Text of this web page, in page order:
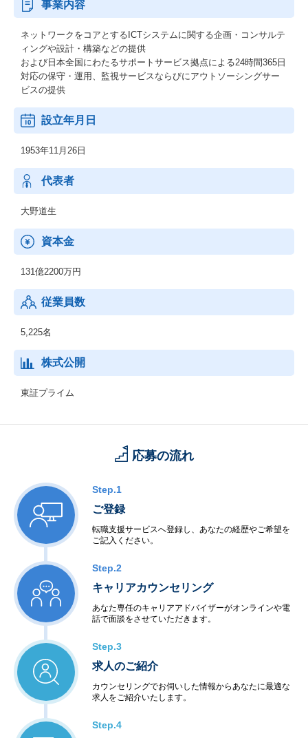
事業内容
ネットワークをコアとするICTシステムに関する企画・コンサルテ
ィングや設計・構築などの提供
および日本全国にわたるサポートサービス拠点による24時間365日
対応の保守・運用、監視サービスならびにアウトソーシングサー
ビスの提供
設立年月日
1953年11月26日
代表者
大野道生
資本金
131億2200万円
従業員数
5,225名
株式公開
東証プライム
応募の流れ
Step.1
ご登録
転職支援サービスへ登録し、あなたの経歴やご希望を
ご記入ください。
Step.2
キャリアカウンセリング
あなた専任のキャリアアドバイザーがオンラインや電
話で面談をさせていただきます。
Step.3
求人のご紹介
カウンセリングでお伺いした情報からあなたに最適な
求人をご紹介いたします。
Step.4